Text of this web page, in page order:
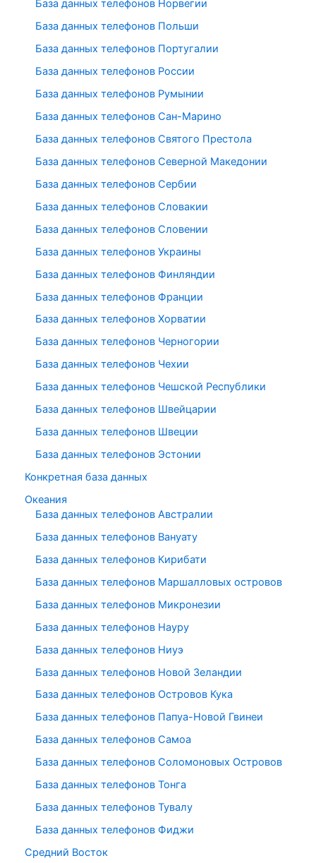
База данных телефонов Норвегии
База данных телефонов Польши
База данных телефонов Португалии
База данных телефонов России
База данных телефонов Румынии
База данных телефонов Сан-Марино
База данных телефонов Святого Престола
База данных телефонов Северной Македонии
База данных телефонов Сербии
База данных телефонов Словакии
База данных телефонов Словении
База данных телефонов Украины
База данных телефонов Финляндии
База данных телефонов Франции
База данных телефонов Хорватии
База данных телефонов Черногории
База данных телефонов Чехии
База данных телефонов Чешской Республики
База данных телефонов Швейцарии
База данных телефонов Швеции
База данных телефонов Эстонии
Конкретная база данных
Океания
База данных телефонов Австралии
База данных телефонов Вануату
База данных телефонов Кирибати
База данных телефонов Маршалловых островов
База данных телефонов Микронезии
База данных телефонов Науру
База данных телефонов Ниуэ
База данных телефонов Новой Зеландии
База данных телефонов Островов Кука
База данных телефонов Папуа-Новой Гвинеи
База данных телефонов Самоа
База данных телефонов Соломоновых Островов
База данных телефонов Тонга
База данных телефонов Тувалу
База данных телефонов Фиджи
Средний Восток